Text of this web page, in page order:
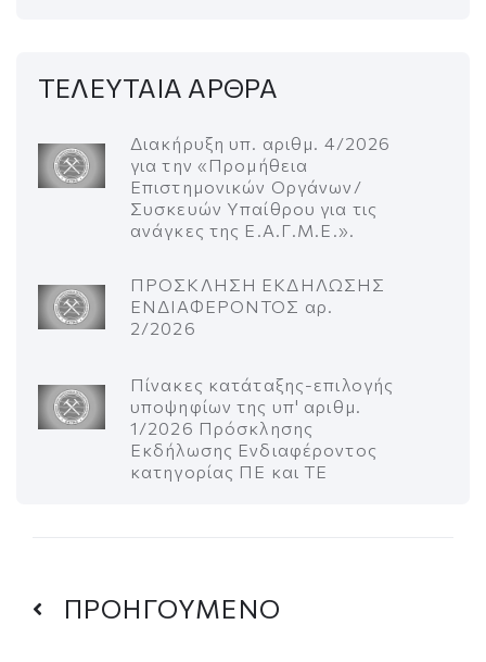
ΤΕΛΕΥΤΑΙΑ ΑΡΘΡΑ
Διακήρυξη υπ. αριθμ. 4/2026
για την «Προμήθεια
Επιστημονικών Οργάνων/
Συσκευών Υπαίθρου για τις
ανάγκες της Ε.Α.Γ.Μ.Ε.».
ΠΡΟΣΚΛΗΣΗ ΕΚΔΗΛΩΣΗΣ
ΕΝΔΙΑΦΕΡΟΝΤΟΣ αρ.
2/2026
Πίνακες κατάταξης-επιλογής
υποψηφίων της υπ' αριθμ.
1/2026 Πρόσκλησης
Εκδήλωσης Ενδιαφέροντος
κατηγορίας ΠΕ και ΤΕ
ΠΡΟΗΓΟΥΜΕΝΟ